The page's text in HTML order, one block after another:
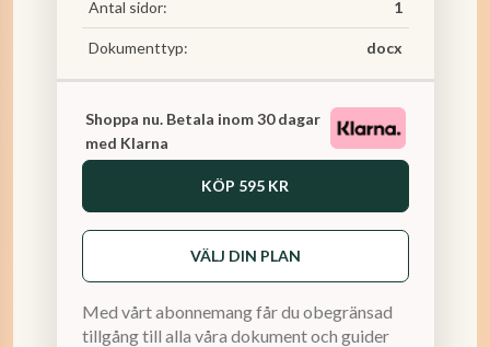
Antal sidor: 1
Dokumenttyp: docx
Shoppa nu. Betala inom 30 dagar
med Klarna
KÖP 595 KR
VÄLJ DIN PLAN
Med vårt abonnemang får du obegränsad
tillgång till alla våra dokument och guider